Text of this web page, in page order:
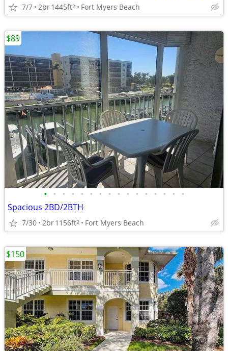
7/7 2br1445ft2 Fort Myers Beach
• • • • • • • • • • • • • • • •
Spacious 2BD/2BTH
7/30 2br1156ft2 Fort Myers Beach
$89
$150